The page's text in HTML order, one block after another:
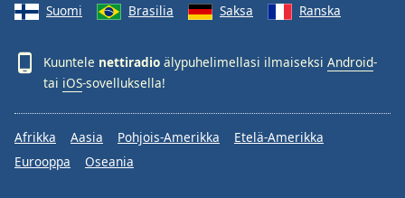
Suomi
Brasilia Saksa Ranska
Kuuntele nettiradio älypuhelimellasi ilmaiseksi Android-
tai iOS-sovelluksella!
Afrikka Aasia Pohjois-Amerikka
Etelä-Amerikka
Eurooppa
Oseania